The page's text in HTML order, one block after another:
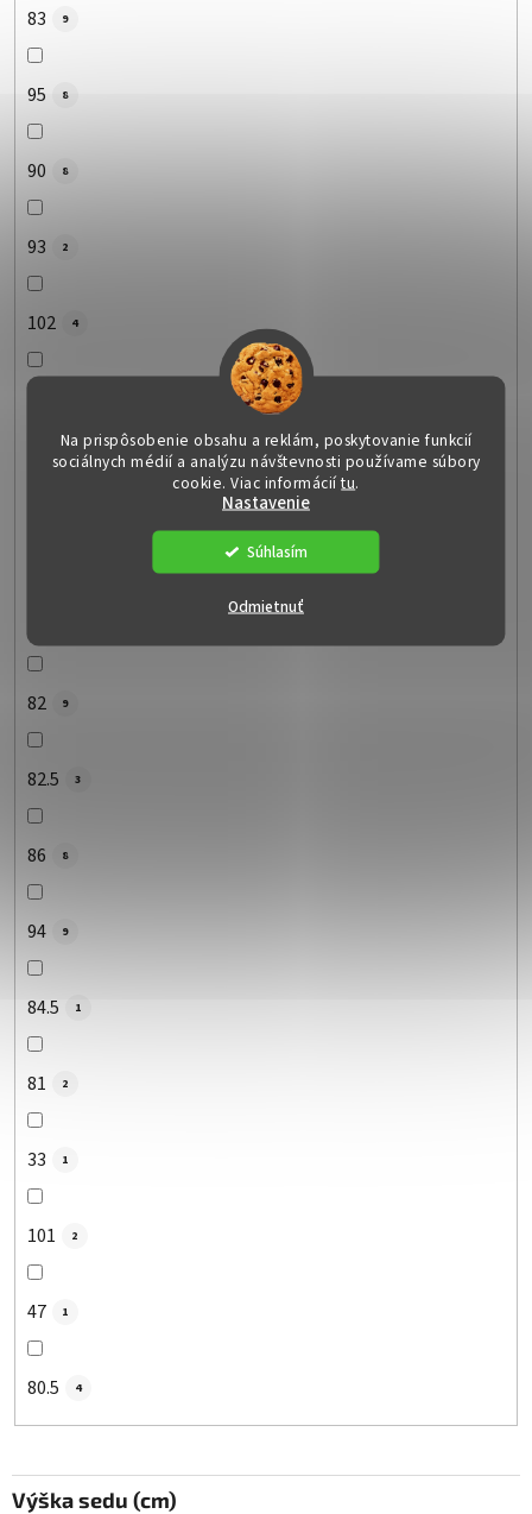
Na prispôsobenie obsahu a reklám, poskytovanie funkcií
sociálnych médií a analýzu návštevnosti používame súbory
cookie. Viac informáciítu.
Nastavenie
Odmietnuť
Súhlasím
83 9
95 8
90 8
93 2
102 4
82 9
82.5 3
86 8
94 9
84.5 1
81 2
33 1
101 2
47 1
80.5 4
Výška sedu (cm)